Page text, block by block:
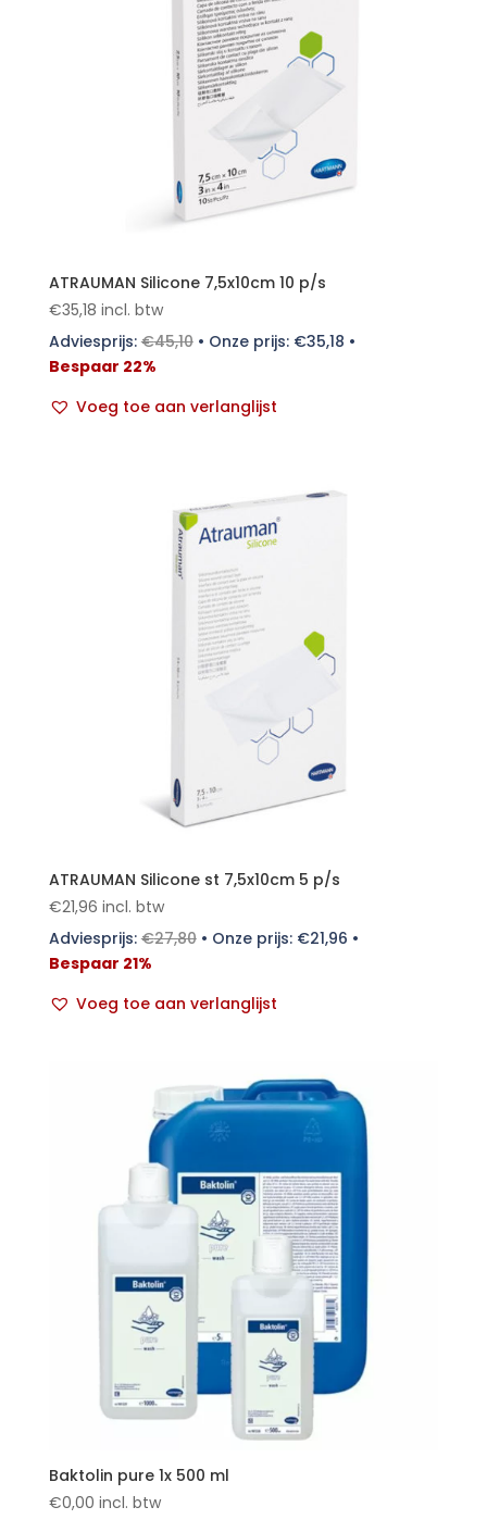
ATRAUMAN Silicone 7,5x10cm 10 p/s
€35,18 incl. btw
Adviesprijs:€45,10• Onze prijs: €35,18 •
Bespaar 22%
Voeg toe aan verlanglijst
ATRAUMAN Silicone st 7,5x10cm 5 p/s
€21,96 incl. btw
Adviesprijs:€27,80• Onze prijs: €21,96 •
Bespaar 21%
Voeg toe aan verlanglijst
Baktolin pure 1x 500 ml
€0,00 incl. btw